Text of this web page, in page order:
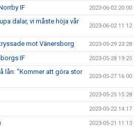
IF 2023-06-02 20:00
dalar, vi måste höja vår
2023-06-02 11:12
mot Vänersborg 2023-05-29 23:28
IF 2023-05-28 19:25
lån: "Kommer att göra stor
2023-05-27 16:00
2023-05-25 15:28
2023-05-22 14:17
2023-05-21 11:13